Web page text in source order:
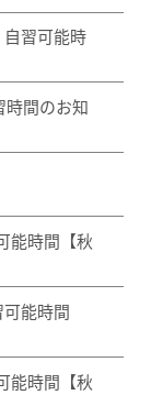
習可能時
間のお知
能時間【秋
能時間
能時間【秋